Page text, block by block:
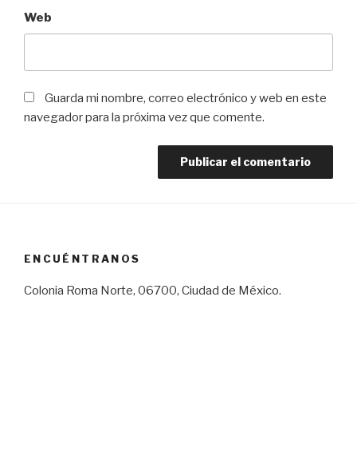
Web
Guarda mi nombre, correo electrónico y web en este
navegador para la próxima vez que comente.
ENCUÉNTRANOS
Colonia Roma Norte, 06700, Ciudad de México.